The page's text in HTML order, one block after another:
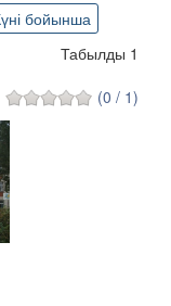
бойынша
Табылды 1
(0 / 1)